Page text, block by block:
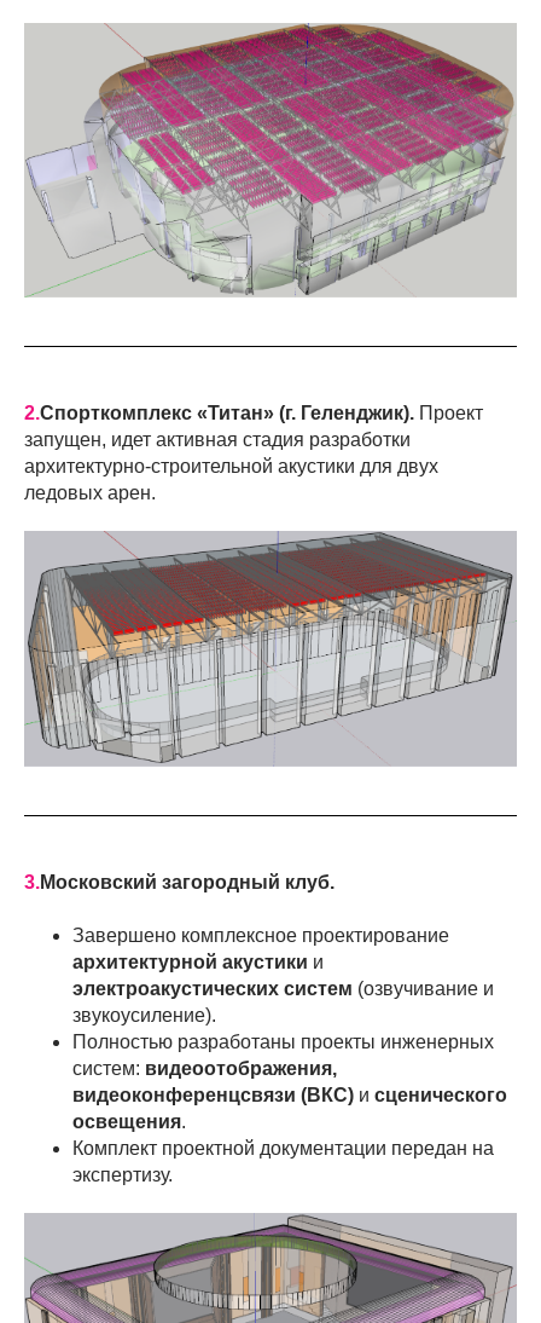
2.Спорткомплекс «Титан» (г. Геленджик). Проект
запущен, идет активная стадия разработки
архитектурно-строительной акустики для двух
ледовых арен.
3.Московский загородный клуб.
Завершено комплексное проектирование
архитектурной акустики и
электроакустических систем (озвучивание и
звукоусиление).
Полностью разработаны проекты инженерных
систем: видеоотображения,
видеоконференцсвязи (ВКС) и сценического
освещения.
Комплект проектной документации передан на
экспертизу.